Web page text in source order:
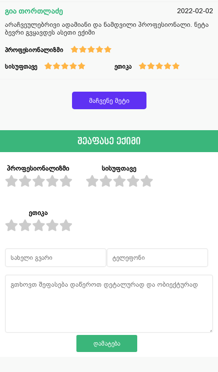
გია თორთლაძე
2022-02-02
არაჩვეულებრივი ადამიანი და ნამდვილი პროფესიონალი. ნეტა
ბევრი გვყავდეს ასეთი ექიმი
პროფესიონალიზმი
სისუფთავე ეთიკა
მაჩვენე მეტი
შეაფასე ექიმი
პროფესიონალიზმი სისუფთავე
ეთიკა